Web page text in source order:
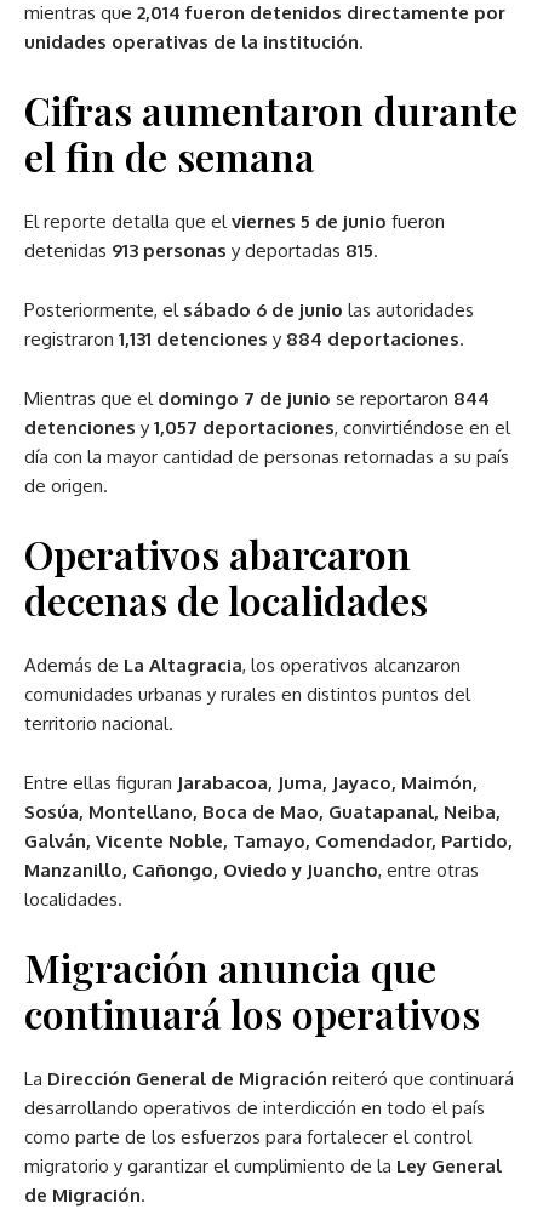
mientras que 2,014 fueron detenidos directamente por
unidades operativas de la institución.
Cifras aumentaron durante
el fin de semana
El reporte detalla que elviernes 5 de junio fueron
detenidas 913 personas y deportadas 815.
Posteriormente, el sábado 6 de junio las autoridades
registraron 1,131 detenciones y 884 deportaciones.
Mientras que el domingo 7 de junio se reportaron 844
detenciones y 1,057 deportaciones, convirtiéndose en el
día con la mayor cantidad de personas retornadas a su país
de origen.
Operativos abarcaron
decenas de localidades
Además de La Altagracia, los operativos alcanzaron
comunidades urbanas y rurales en distintos puntos del
territorio nacional.
Entre ellas figuran Jarabacoa, Juma, Jayaco, Maimón,
Sosúa, Montellano, Boca de Mao, Guatapanal, Neiba,
Galván, Vicente Noble, Tamayo, Comendador, Partido,
Manzanillo, Cañongo, Oviedo y Juancho, entre otras
localidades.
Migración anuncia que
continuará los operativos
La Dirección General de Migración reiteró que continuará
desarrollando operativos de interdicción en todo el país
como parte de los esfuerzos para fortalecer el control
migratorio y garantizar el cumplimiento de la Ley General
de Migración.